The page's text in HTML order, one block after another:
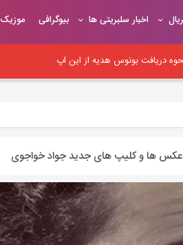
اخبار سلبریتی ها بیوگرافی موزیک
دریافت بونوس هدیه از این اپ
جامع برای بهبود سئو وب‌سایت
و روش‌های صحیح
کامل برای ایجاد پیوندهای موثر
ها و کلیپ های جدید جواد خواجوی